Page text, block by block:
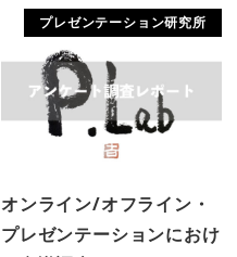
プレゼンテーション研究所
オンライン/オフライン・
プレゼンテーションにおけ